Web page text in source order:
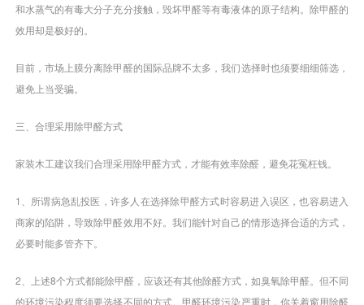
和水蒸气的有毒大分子充分接触，毁坏甲醛等有毒液体的原子结构。除甲醛的
效用却是极好的。
目前，市场上膜分离除甲醛的国际品牌不太多，我们选择时也须要细细筛选，
避免上当受骗。
三、合理采用除甲醛方式
家装木工建议我们合理采用除甲醛方式，才能有效率除醛，避免花冤枉钱。
1、所谓病急乱投医，许多人在选择除甲醛方式时容易进入误区，也容易进入
商家的陷阱，导致除甲醛效用不好。我们能针对自己的情形选择合适的方式，
必要时能多管齐下。
2、上述8个方式都能除甲醛，应该还有其他除醛方式，如臭氧除甲醛。但不同
的环境污染程度须要选择不同的方式。甲醛环境污染严重时，你关着窗用除醛